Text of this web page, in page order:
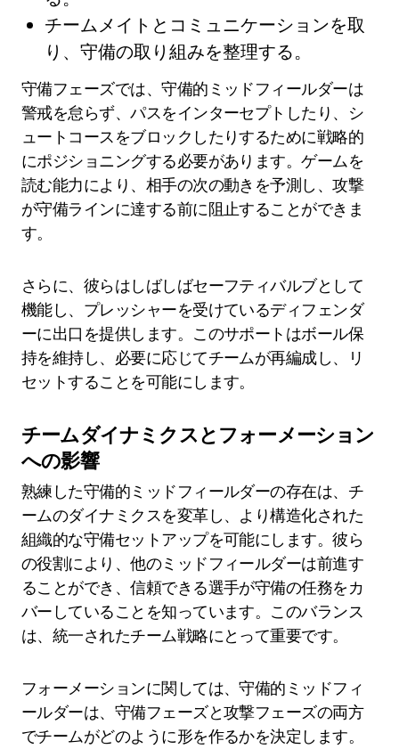
チームメイトとコミュニケーションを取
り、守備の取り組みを整理する。
守備フェーズでは、守備的ミッドフィールダーは
警戒を怠らず、パスをインターセプトしたり、シ
ュートコースをブロックしたりするために戦略的
にポジショニングする必要があります。ゲームを
読む能力により、相手の次の動きを予測し、攻撃
が守備ラインに達する前に阻止することができま
す。
さらに、彼らはしばしばセーフティバルブとして
機能し、プレッシャーを受けているディフェンダ
ーに出口を提供します。このサポートはボール保
持を維持し、必要に応じてチームが再編成し、リ
セットすることを可能にします。
チームダイナミクスとフォーメーション
への影響
熟練した守備的ミッドフィールダーの存在は、チ
ームのダイナミクスを変革し、より構造化された
組織的な守備セットアップを可能にします。彼ら
の役割により、他のミッドフィールダーは前進す
ることができ、信頼できる選手が守備の任務をカ
バーしていることを知っています。このバランス
は、統一されたチーム戦略にとって重要です。
フォーメーションに関しては、守備的ミッドフィ
ールダーは、守備フェーズと攻撃フェーズの両方
でチームがどのように形を作るかを決定します。